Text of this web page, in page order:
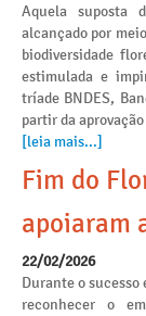
Aquela suposta
alcançado por
biodiversidade
estimulada e
tríade BNDES,
partir da aprovação
[leia mais...]
Fim do
apoiaram
22/02/2026
Durante o
reconhecer o